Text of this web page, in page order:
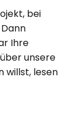
bei
Ihre
unsere
willst, lesen